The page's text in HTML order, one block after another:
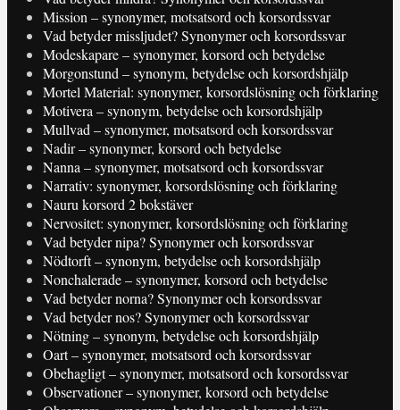
Mission – synonymer, motsatsord och korsordssvar
Vad betyder missljudet? Synonymer och korsordssvar
Modeskapare – synonymer, korsord och betydelse
Morgonstund – synonym, betydelse och korsordshjälp
Mortel Material: synonymer, korsordslösning och förklaring
Motivera – synonym, betydelse och korsordshjälp
Mullvad – synonymer, motsatsord och korsordssvar
Nadir – synonymer, korsord och betydelse
Nanna – synonymer, motsatsord och korsordssvar
Narrativ: synonymer, korsordslösning och förklaring
Nauru korsord 2 bokstäver
Nervositet: synonymer, korsordslösning och förklaring
Vad betyder nipa? Synonymer och korsordssvar
Nödtorft – synonym, betydelse och korsordshjälp
Nonchalerade – synonymer, korsord och betydelse
Vad betyder norna? Synonymer och korsordssvar
Vad betyder nos? Synonymer och korsordssvar
Nötning – synonym, betydelse och korsordshjälp
Oart – synonymer, motsatsord och korsordssvar
Obehagligt – synonymer, motsatsord och korsordssvar
Observationer – synonymer, korsord och betydelse